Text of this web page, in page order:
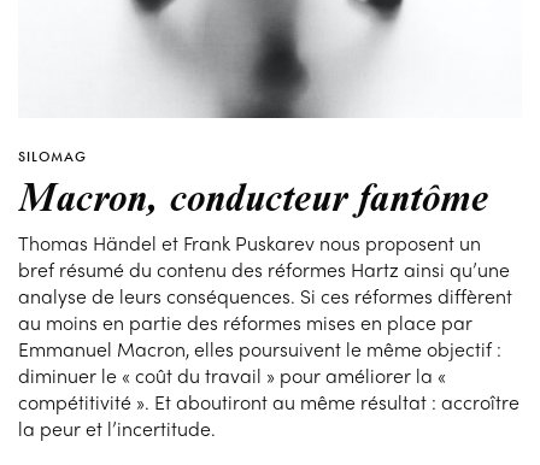
SILOMAG
Macron, conducteur fantôme
Thomas Händel et Frank Puskarev nous proposent un
bref résumé du contenu des réformes Hartz ainsi qu’une
analyse de leurs conséquences. Si ces réformes diffèrent
au moins en partie des réformes mises en place par
Emmanuel Macron, elles poursuivent le même objectif :
diminuer le « coût du travail » pour améliorer la «
compétitivité ». Et aboutiront au même résultat : accroître
la peur et l’incertitude.